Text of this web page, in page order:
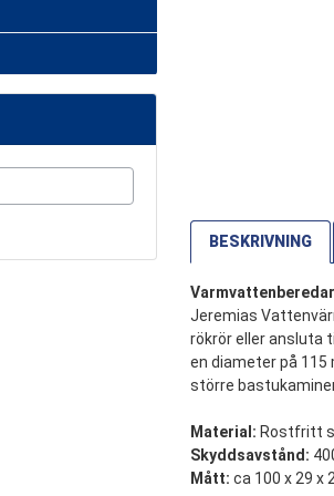
BESKRIVNING
Jeremias
rökrör eller ansluta
en diameter på 115
större
Material: Rostfritt
Skyddsavstånd:
Mått: ca 100 x 29 x